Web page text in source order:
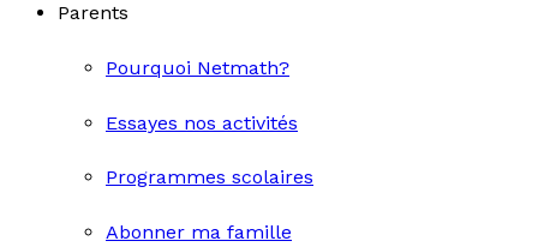
Parents
Pourquoi Netmath?
Essayes nos activités
Programmes scolaires
Abonner ma famille